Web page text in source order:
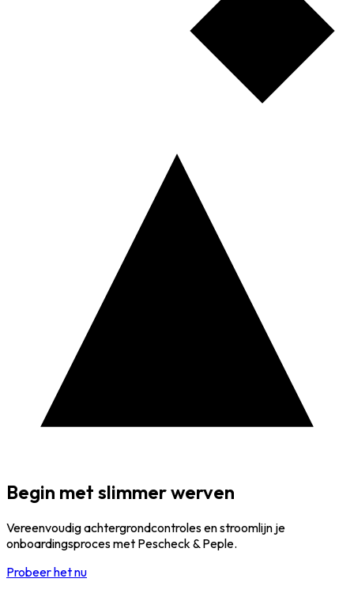
Begin met slimmer werven
Vereenvoudig achtergrondcontroles en stroomlijn je
onboardingsproces met Pescheck & Peple.
Probeer het nu